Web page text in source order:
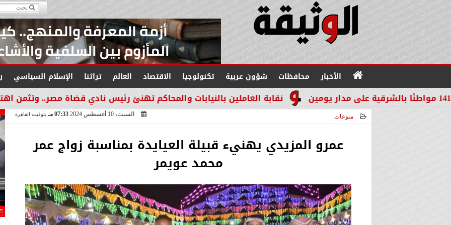
الأخبار محافظات شؤون عربية تكنولوجيا الاقتصاد العالم تراثنا الإسلام السياسي
نقابة العاملين بالنيابات والمحاكم تهنئ رئيس نادي قضاة مصر.. وتثمن اهتمامه بدعم
منوعات السبت، 10 أغسطس 2024 07:33 مـ بتوقيت القاهرة
عمرو المزيدي يهنيء قبيلة العيايدة بمناسبة زواج عمر
محمد عويمر